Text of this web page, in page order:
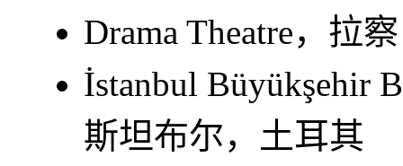
Drama Theatre，拉
İstanbul Büyükşehir
斯坦布尔，土耳其